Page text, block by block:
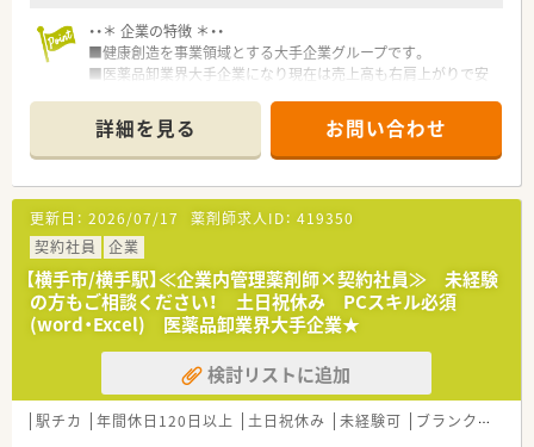
・・＊ 企業の特徴 ＊・・
■健康創造を事業領域とする大手企業グループです。
■医薬品卸業界大手企業になり現在は売上高も右肩上がりで安
■東証プライム上場 売上高2兆円以上を誇る医薬品専門商社で
す。
■医療現場に密着し、MS(営業)や管理薬剤師や配送者など幅広
い人が活躍しています。
・・＊ こんなお仕事です ＊・・
■管理薬剤師として薬事関連業務、品質管理業務、PMS(製造販売
後調査)、DI業務(医薬品情報管理)をお任せいたします。
■社内試験に通過することで正社員としてもご勤務可能です。
■未経験OK！企業経験は不問ですが、業務上では簡単なPC入力
がありますので、word・Excel等の操作が可能な方お待ちしてお
ります。
詳細を見る お問い合わせ
更新日： 2026/07/17 薬剤師求人ID： 419350
契約社員
企業
【横手市/横手駅】≪企業内管理薬剤師×契約社員≫ 未経験
の方もご相談ください！ 土日祝休み PCスキル必須
(word・Excel) 医薬品卸業界大手企業★
検討リストに追加
駅チカ 年間休日120日以上 土日祝休み 未経験可 ブランク可